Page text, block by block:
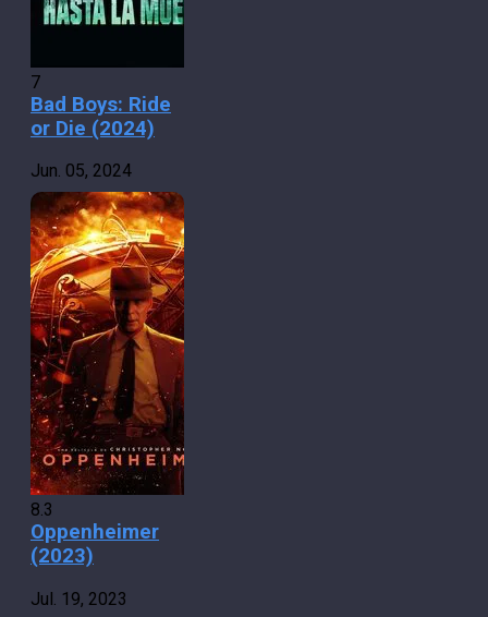
7
Bad Boys: Ride
or Die (2024)
Jun. 05, 2024
8.3
Oppenheimer
(2023)
Jul. 19, 2023